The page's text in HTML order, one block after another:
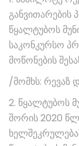
წყალტუბოს
საკონკურსო
მოწონების
/მომხს: რევაზ
2. წყალტუბოს
შორის 2020